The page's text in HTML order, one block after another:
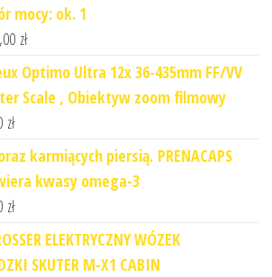
mocy: ok. 1
zł
Optimo Ultra 12x 36-435mm FF/VV
Scale , Obiektyw zoom filmowy
zł
karmiących piersią. PRENACAPS
kwasy omega-3
zł
ELEKTRYCZNY WÓZEK
SKUTER M-X1 CABIN